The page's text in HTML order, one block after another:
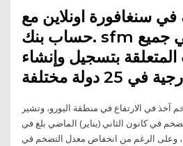
سنغافورة اونلاين مع
حساب بنك. sfm الرائدة عالميا في جميع
المتعلقة بتسجيل وإنشاء
آخذ في الارتفاع في منطقة اليورو، وتشير
في كانون الثاني (يناير) الماضي بلغ في
المائة، وعلى الرغم من انخفاض معدل التضخم في